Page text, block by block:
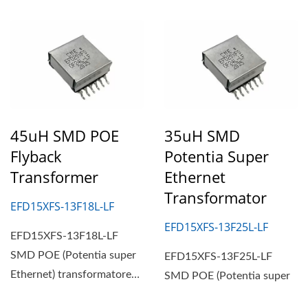
45uH SMD POE
Flyback
Transformer
EFD15XFS-13F18L-LF
EFD15XFS-13F18L-LF
SMD POE (Potentia super
Ethernet) transformatores
35uH SMD
Potentia Super
Ethernet
Transformator
EFD15XFS-13F25L-LF
EFD15XFS-13F25L-LF
SMD POE (Potentia super